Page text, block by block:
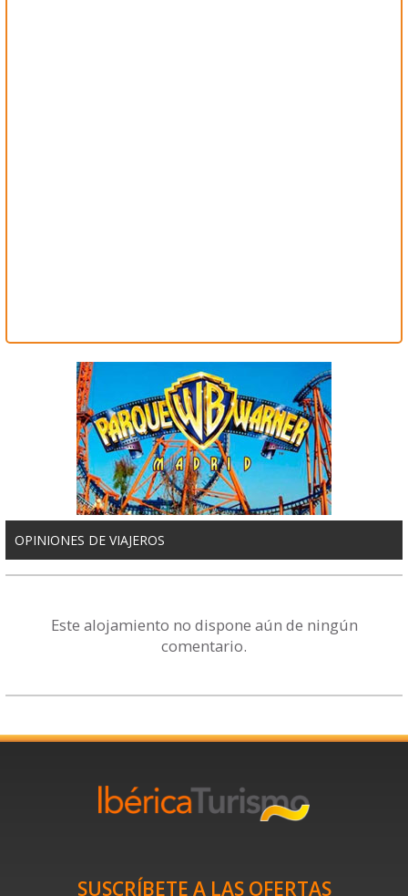
OPINIONES DE VIAJEROS
Este alojamiento no dispone aún de ningún
comentario.
SUSCRÍBETE A LAS OFERTAS